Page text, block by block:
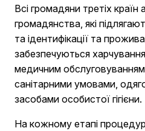
Всі громадяни третіх країн
громадянства, які
та ідентифікації та
забезпечуються
медичним
санітарними умовами,
засобами особистої гігієни.
На кожному етапі